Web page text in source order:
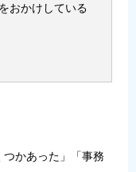
おかけしている
かあった」「事務